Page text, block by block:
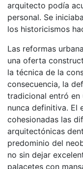
arquitecto podía
personal. Se
los historicismos
Las reformas
una oferta
la técnica de la
consecuencia, la
tradicional entró en
nunca definitiva. El
cohesionadas las
arquitectónicas
predominio del
no sin dejar
palacetes con